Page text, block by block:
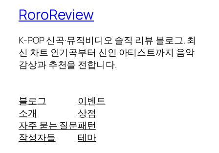
RoroReview
K-POP 신곡·뮤직비디오 솔직 리뷰 블로그. 최
신 차트 인기곡부터 신인 아티스트까지 음악
감상과 추천을 전합니다.
블로그
소개
자주 묻는 질문
작성자들
이벤트
상점
패턴
테마